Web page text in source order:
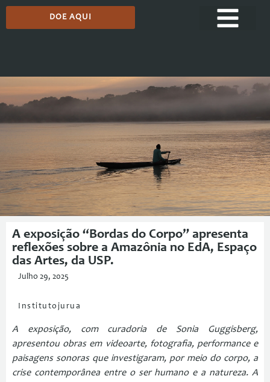
DOE AQUI
A exposição “Bordas do Corpo” apresenta
reflexões sobre a Amazônia no EdA, Espaço
das Artes, da USP.
Julho 29, 2025
Institutojurua
A exposição, com curadoria de Sonia Guggisberg,
apresentou obras em videoarte, fotografia, performance e
paisagens sonoras que investigaram, por meio do corpo, a
crise contemporânea entre o ser humano e a natureza. A